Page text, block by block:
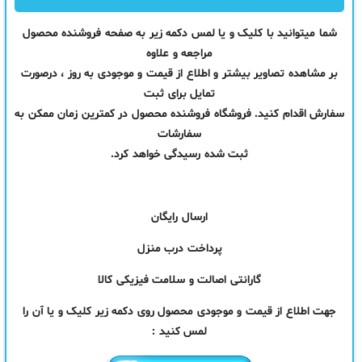
شما میتوانید با کلیک و یا لمس دکمه زیر به صفحه فروشنده محصول
مراجعه و علاوه
بر مشاهده تصاویر بیشتر و اطلاع از قیمت و موجودی به روز ، درصورت
تمایل برای ثبت
سفارش اقدام کنید. فروشگاه فروشنده محصول در کمترین زمان ممکن به
سفارشات
ثبت شده رسیدگی خواهد کرد.
ارسال رایگان
پرداخت درب منزل
گارانتی اصالت و سلامت فیزیکی کالا
جهت اطلاع از قیمت و موجودی محصول روی دکمه زیر کلیک و یا آن را
لمس کنید :